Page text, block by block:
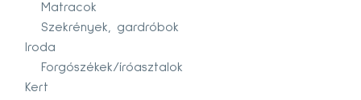
Matracok
Szekrények, gardróbok
Iroda
Forgószékek/íróasztalok
Kert